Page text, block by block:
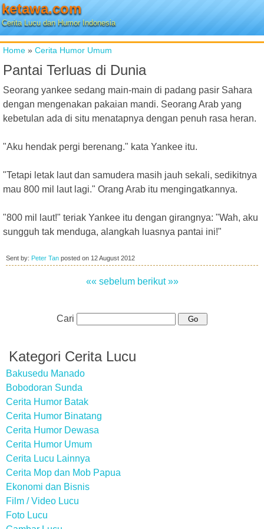
ketawa.com
Cerita Lucu dan Humor Indonesia
Home » Cerita Humor Umum
Pantai Terluas di Dunia
Seorang yankee sedang main-main di padang pasir Sahara
dengan mengenakan pakaian mandi. Seorang Arab yang
kebetulan ada di situ menatapnya dengan penuh rasa heran.
"Aku hendak pergi berenang." kata Yankee itu.
"Tetapi letak laut dan samudera masih jauh sekali, sedikitnya
mau 800 mil laut lagi." Orang Arab itu mengingatkannya.
"800 mil laut!" teriak Yankee itu dengan girangnya: "Wah, aku
sungguh tak menduga, alangkah luasnya pantai ini!"
Sent by: Peter Tan posted on 12 August 2012
«« sebelum berikut »»
Cari
Kategori Cerita Lucu
Bakusedu Manado
Bobodoran Sunda
Cerita Humor Batak
Cerita Humor Binatang
Cerita Humor Dewasa
Cerita Humor Umum
Cerita Lucu Lainnya
Cerita Mop dan Mob Papua
Ekonomi dan Bisnis
Film / Video Lucu
Foto Lucu